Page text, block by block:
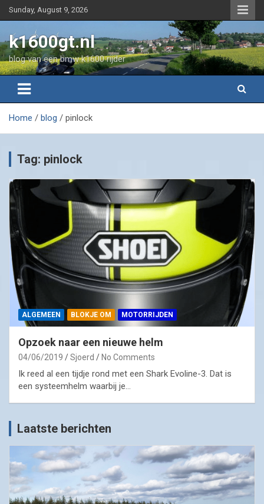
Skip
to
Sunday, August 9, 2026
k1600gt.nl
blog van een bmw k1600 rijder
Home blog pinlock
Tag: pinlock
ALGEMEEN BLOKJE OM MOTORRIJDEN
Opzoek naar een nieuwe helm
04/06/2019 Sjoerd No Comments
Ik reed al een tijdje rond met een Shark Evoline-3. Dat is
een systeemhelm waarbij je…
Laatste berichten